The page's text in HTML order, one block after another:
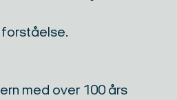
med over 100 års